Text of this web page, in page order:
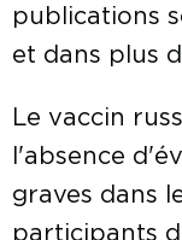
publications
et dans plus
Le vaccin
l'absence
graves dans
participants